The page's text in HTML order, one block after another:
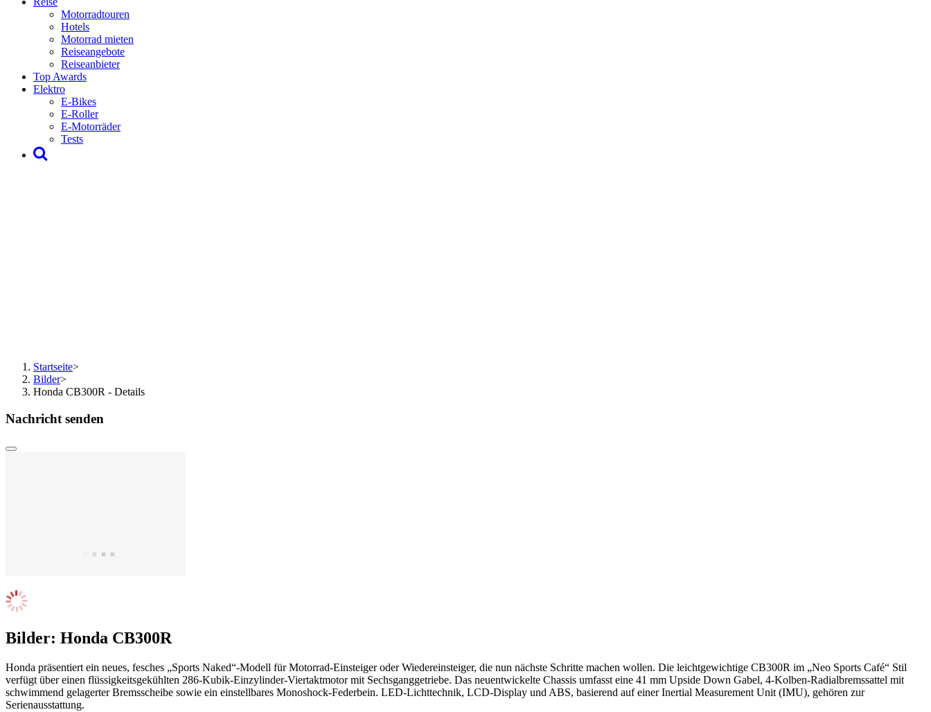
Motorradtouren
Hotels
Motorrad mieten
Reiseangebote
Reiseanbieter
Top Awards
Elektro
E-Bikes
E-Roller
E-Motorräder
Tests
Startseite>
Bilder>
Honda CB300R - Details
Nachricht senden
Bilder: Honda CB300R
Honda präsentiert ein neues, fesches „Sports Naked“-Modell für Motorrad-Einsteiger oder Wiedereinsteiger, die nun nächste Schritte machen wollen. Die leichtgewichtige CB300R im „Neo Sports Café“ Stil
verfügt über einen flüssigkeitsgekühlten 286-Kubik-Einzylinder-Viertaktmotor mit Sechsganggetriebe. Das neuentwickelte Chassis umfasst eine 41 mm Upside Down Gabel, 4-Kolben-Radialbremssattel mit
schwimmend gelagerter Bremsscheibe sowie ein einstellbares Monoshock-Federbein. LED-Lichttechnik, LCD-Display und ABS, basierend auf einer Inertial Measurement Unit (IMU), gehören zur
Serienausstattung.